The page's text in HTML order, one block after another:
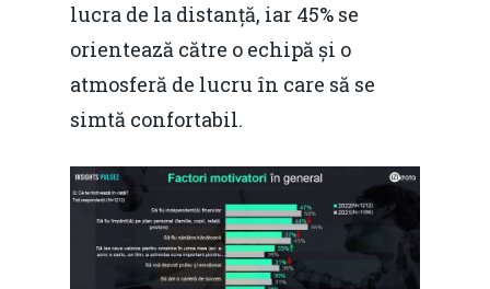
lucra de la distanță, iar 45% se
orientează către o echipă și o
atmosferă de lucru în care să se
simtă confortabil.